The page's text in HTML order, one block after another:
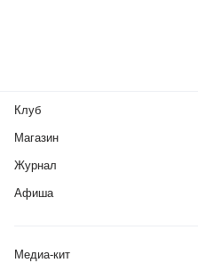
Клуб
Магазин
Журнал
Афиша
Медиа-кит